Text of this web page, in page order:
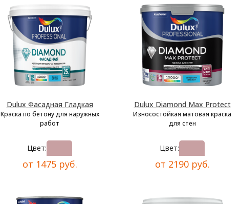
Dulux Фасадная Гладкая
Краска по бетону для наружных
работ
Цвет:
от 1475 руб.
Dulux Diamond Max Protect
Износостойкая матовая краска
для стен
Цвет:
от 2190 руб.